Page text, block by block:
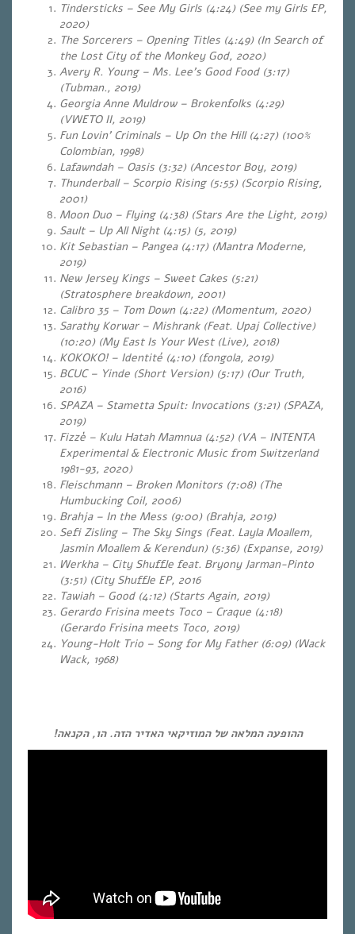
Tindersticks – See My Girls (4:24) (See my Girls EP,
2020)
The Sorcerers – Opening Titles (4:49) (In Search of
the Lost City of the Monkey God, 2020)
Avery R. Young – Ms. Lee’s Good Food (3:17)
(Tubman., 2019)
Georgia Anne Muldrow – Brokenfolks (4:29)
(VWETO II, 2019)
Fun Lovin’ Criminals – Up On the Hill (4:27) (100%
Colombian, 1998)
Lafawndah – Oasis (3:32) (Ancestor Boy, 2019)
Thunderball – Scorpio Rising (5:55) (Scorpio Rising,
2001)
Moon Duo – Flying (4:38) (Stars Are the Light, 2019)
Sault – Up All Night (4:15) (5, 2019)
Kit Sebastian – Pangea (4:17) (Mantra Moderne,
2019)
New Jersey Kings – Sweet Cakes (5:21)
(Stratosphere breakdown, 2001)
Calibro 35 – Tom Down (4:22) (Momentum, 2020)
Sarathy Korwar – Mishrank (Feat. Upaj Collective)
(10:20) (My East Is Your West (Live), 2018)
KOKOKO! – Identité (4:10) (fongola, 2019)
BCUC – Yinde (Short Version) (5:17) (Our Truth,
2016)
SPAZA – Stametta Spuit: Invocations (3:21) (SPAZA,
2019)
Fizzè – Kulu Hatah Mamnua (4:52) (VA – INTENTA
Experimental & Electronic Music from Switzerland
1981-93, 2020)
Fleischmann – Broken Monitors (7:08) (The
Humbucking Coil, 2006)
Brahja – In the Mess (9:00) (Brahja, 2019)
Sefi Zisling – The Sky Sings (Feat. Layla Moallem,
Jasmin Moallem & Kerendun) (5:36) (Expanse, 2019)
Werkha – City Shuffle feat. Bryony Jarman-Pinto
(3:51) (City Shuffle EP, 2016
Tawiah – Good (4:12) (Starts Again, 2019)
Gerardo Frisina meets Toco – Craque (4:18)
(Gerardo Frisina meets Toco, 2019)
Young-Holt Trio – Song for My Father (6:09) (Wack
Wack, 1968)
ההופעה המלאה של המוזיקאי האדיר הזה. הו, הקנאה!